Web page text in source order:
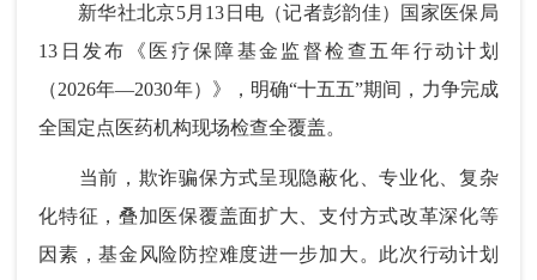
新华社北京5月13日电（记者彭韵佳）国家医保局
13日发布《医疗保障基金监督检查五年行动计划
（2026年—2030年）》，明确“十五五”期间，力争完成
全国定点医药机构现场检查全覆盖。
当前，欺诈骗保方式呈现隐蔽化、专业化、复杂
化特征，叠加医保覆盖面扩大、支付方式改革深化等
因素，基金风险防控难度进一步加大。此次行动计划